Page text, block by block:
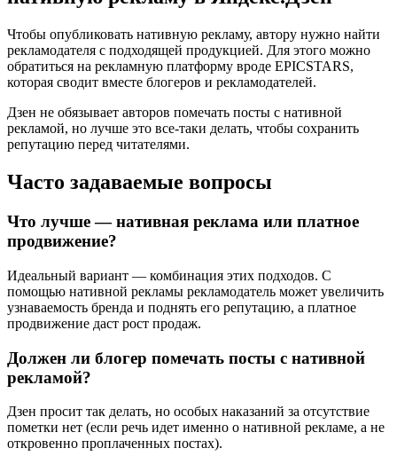
Чтобы опубликовать нативную рекламу, автору нужно найти
рекламодателя с подходящей продукцией. Для этого можно
обратиться на рекламную платформу вроде EPICSTARS,
которая сводит вместе блогеров и рекламодателей.
Дзен не обязывает авторов помечать посты с нативной
рекламой, но лучше это все-таки делать, чтобы сохранить
репутацию перед читателями.
Часто задаваемые вопросы
Что лучше — нативная реклама или платное
продвижение?
Идеальный вариант — комбинация этих подходов. С
помощью нативной рекламы рекламодатель может увеличить
узнаваемость бренда и поднять его репутацию, а платное
продвижение даст рост продаж.
Должен ли блогер помечать посты с нативной
рекламой?
Дзен просит так делать, но особых наказаний за отсутствие
пометки нет (если речь идет именно о нативной рекламе, а не
откровенно проплаченных постах).